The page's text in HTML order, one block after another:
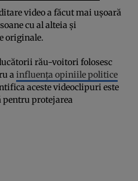
video a făcut mai ușoară
cu al alteia și
originale.
rău-voitori folosesc
a influența opiniile politice
aceste videoclipuri este
pentru protejarea